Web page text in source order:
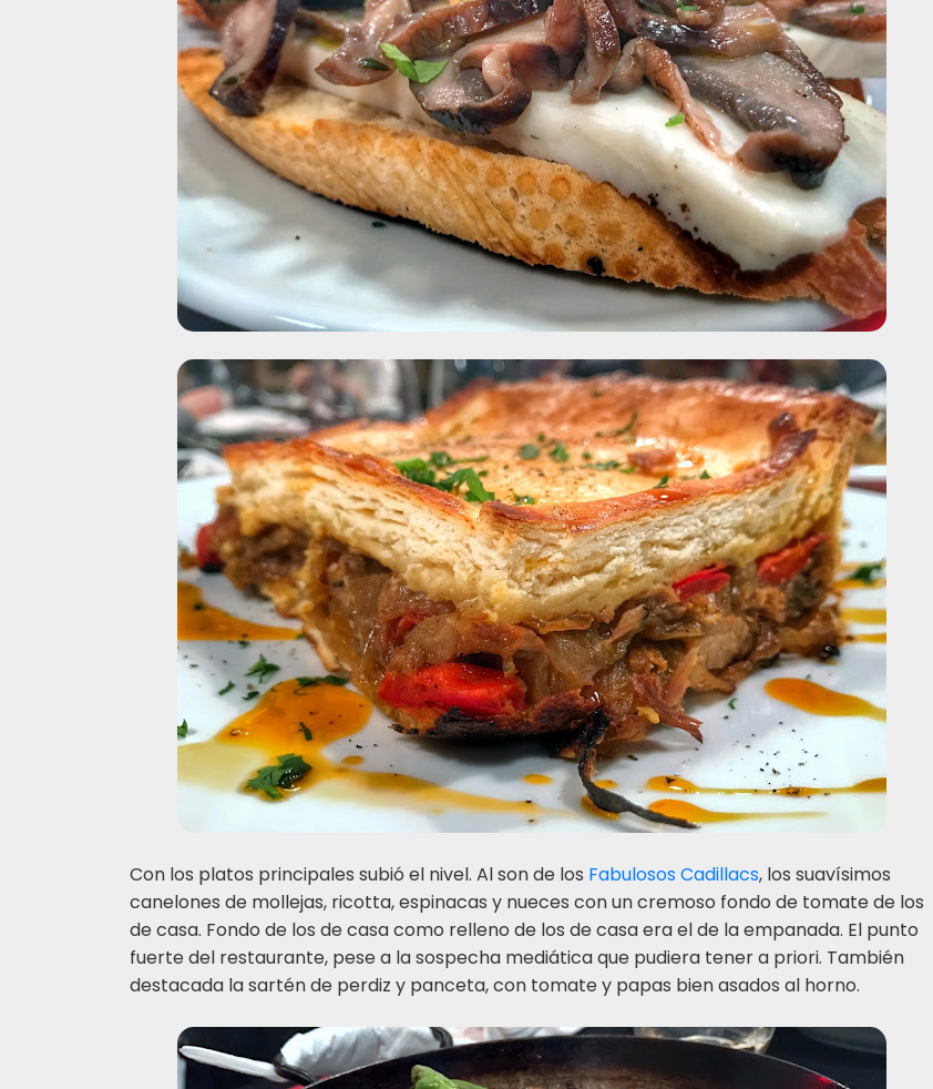
Con los platos principales subió el nivel. Al son de los Fabulosos Cadillacs, los suavísimos
canelones de mollejas, ricotta, espinacas y nueces con un cremoso fondo de tomate de los
de casa. Fondo de los de casa como relleno de los de casa era el de la empanada. El punto
fuerte del restaurante, pese a la sospecha mediática que pudiera tener a priori. También
destacada la sartén de perdiz y panceta, con tomate y papas bien asados al horno.